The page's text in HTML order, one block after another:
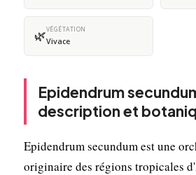
🌿VÉGÉTATION
Vivace
Epidendrum
description et
Epidendrum secundum est une
originaire des régions tropicales